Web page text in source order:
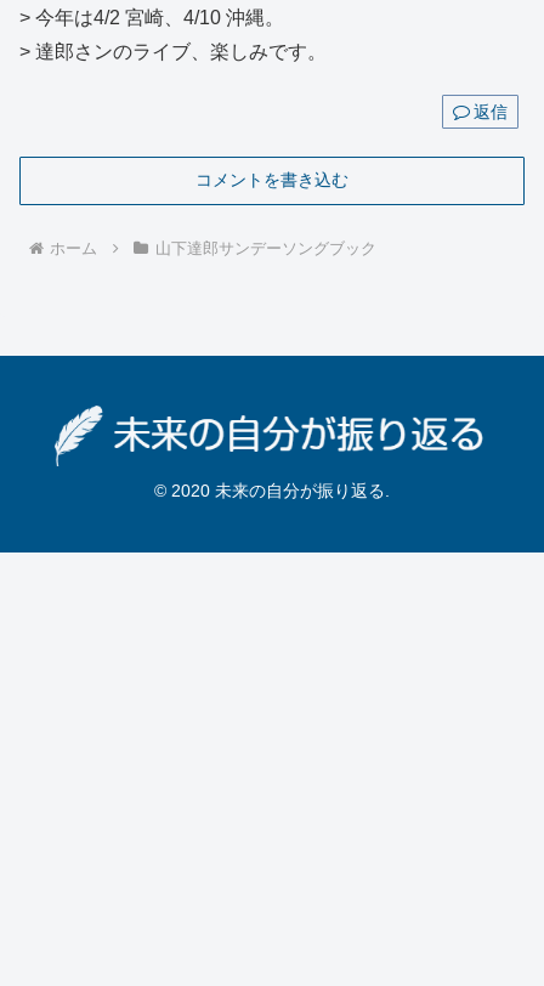
> 今年は4/2 宮崎、4/10 沖縄。
> 達郎さンのライブ、楽しみです。
返信
コメントを書き込む
ホーム 山下達郎サンデーソングブック
© 2020 未来の自分が振り返る.